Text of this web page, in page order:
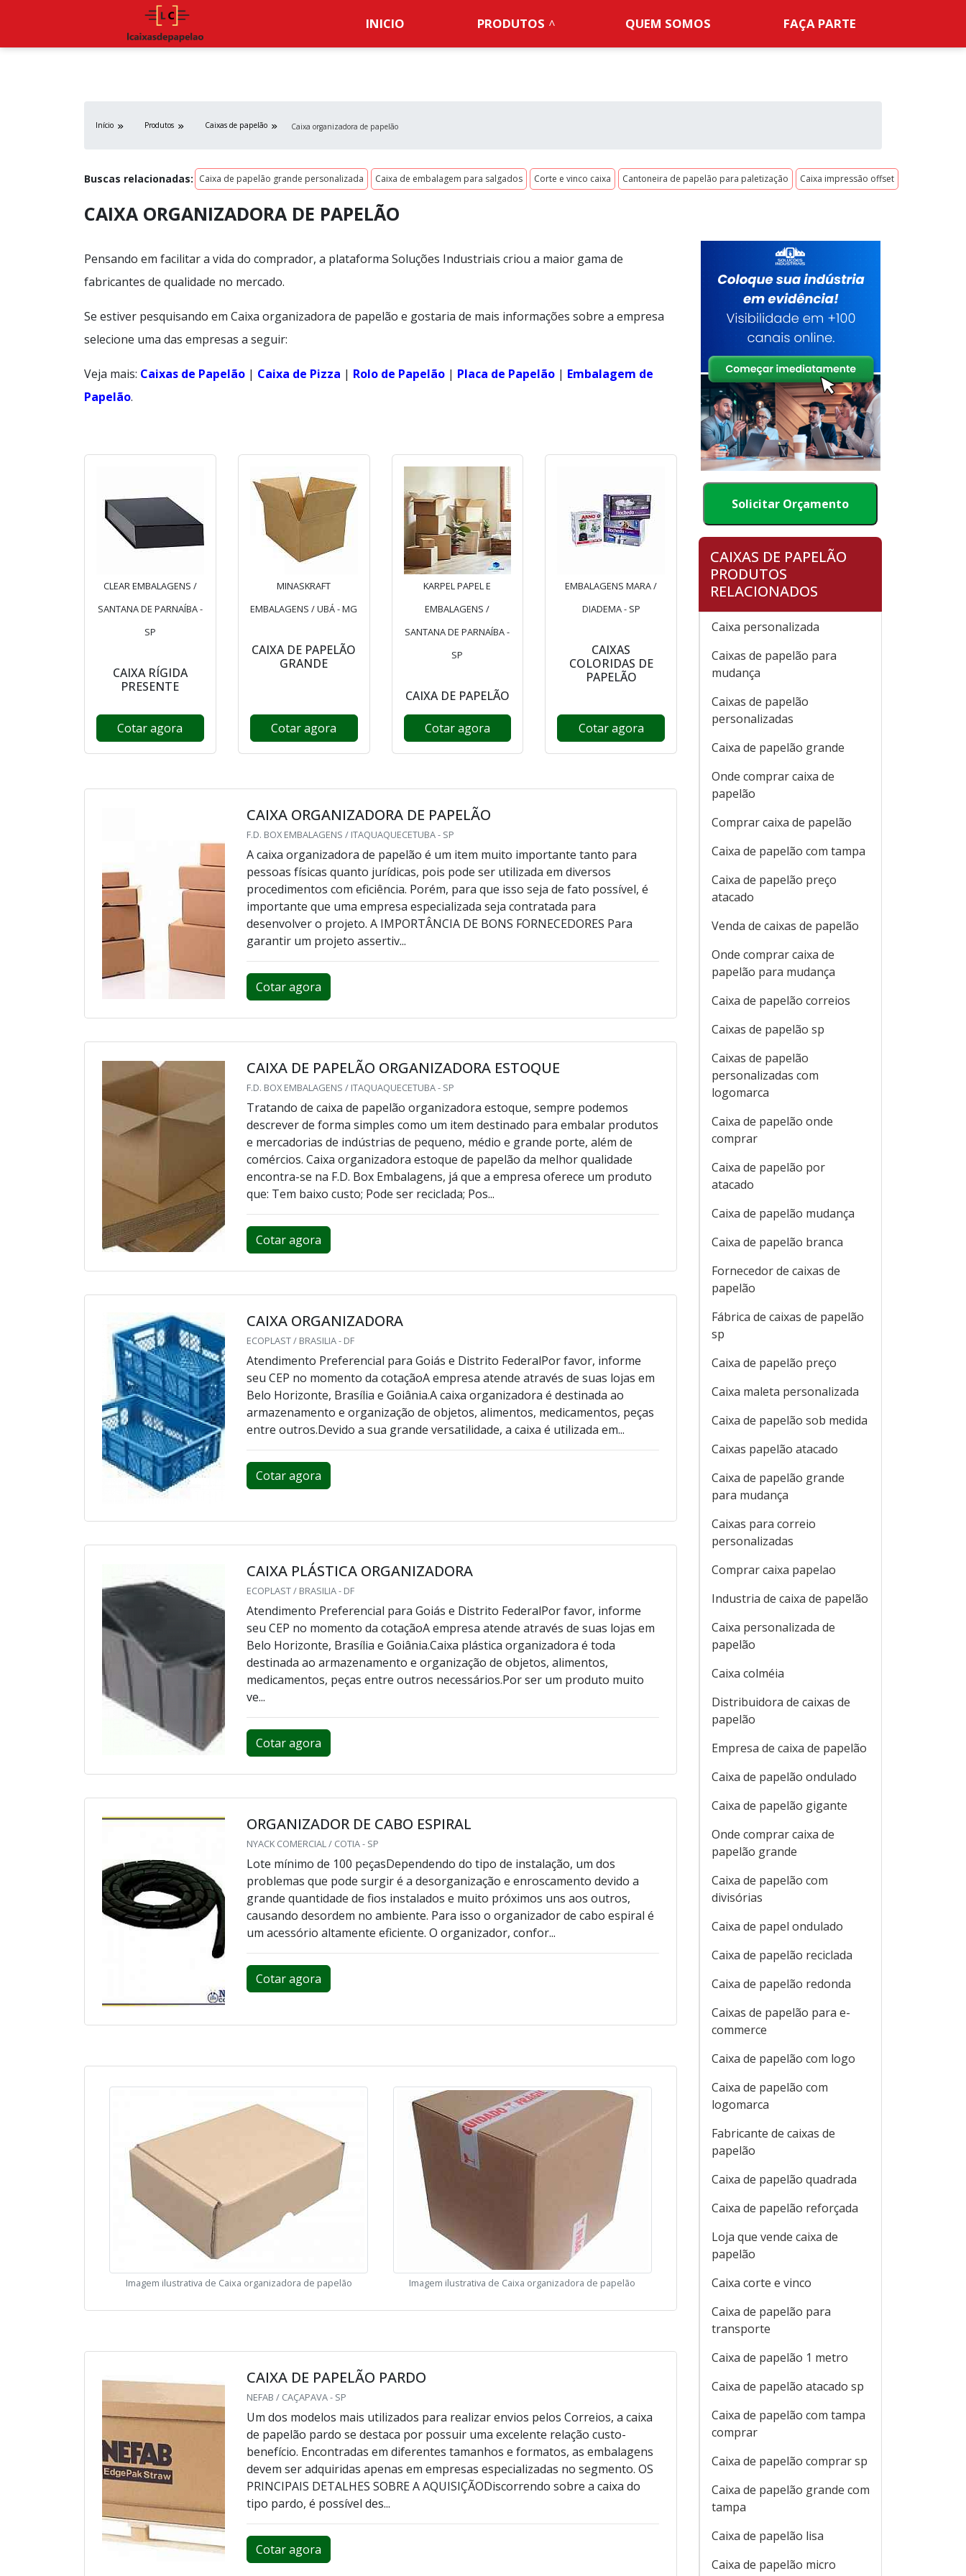
INICIO PRODUTOS QUEM SOMOS FAÇA PARTE
Início Produtos Caixas de papelão Caixa organizadora de papelão
Buscas relacionadas: Caixa de papelão grande personalizada Caixa de embalagem para salgados Corte e vinco caixa Cantoneira de papelão para paletização Caixa impressão offset
CAIXA ORGANIZADORA DE PAPELÃO
Pensando em facilitar a vida do comprador, a plataforma Soluções Industriais criou a maior gama de
fabricantes de qualidade no mercado.
Se estiver pesquisando em Caixa organizadora de papelão e gostaria de mais informações sobre a empresa
selecione uma das empresas a seguir:
Veja mais: Caixas de Papelão | Caixa de Pizza | Rolo de Papelão | Placa de Papelão | Embalagem de
Papelão.
CLEAR EMBALAGENS /
SANTANA DE PARNAÍBA -
SP
CAIXA RÍGIDA
PRESENTE
Cotar agora
MINASKRAFT
EMBALAGENS / UBÁ - MG
CAIXA DE PAPELÃO
GRANDE
Cotar agora
KARPEL PAPEL E
EMBALAGENS /
SANTANA DE PARNAÍBA -
SP
CAIXA DE PAPELÃO
Cotar agora
EMBALAGENS MARA /
DIADEMA - SP
CAIXAS
COLORIDAS DE
PAPELÃO
Cotar agora
CAIXA ORGANIZADORA DE PAPELÃO
F.D. BOX EMBALAGENS / ITAQUAQUECETUBA - SP
A caixa organizadora de papelão é um item muito importante tanto para
pessoas físicas quanto jurídicas, pois pode ser utilizada em diversos
procedimentos com eficiência. Porém, para que isso seja de fato possível, é
importante que uma empresa especializada seja contratada para
desenvolver o projeto. A IMPORTÂNCIA DE BONS FORNECEDORES Para
garantir um projeto assertiv...
Cotar agora
CAIXA DE PAPELÃO ORGANIZADORA ESTOQUE
F.D. BOX EMBALAGENS / ITAQUAQUECETUBA - SP
Tratando de caixa de papelão organizadora estoque, sempre podemos
descrever de forma simples como um item destinado para embalar produtos
e mercadorias de indústrias de pequeno, médio e grande porte, além de
comércios. Caixa organizadora estoque de papelão da melhor qualidade
encontra-se na F.D. Box Embalagens, já que a empresa oferece um produto
que: Tem baixo custo; Pode ser reciclada; Pos...
Cotar agora
CAIXA ORGANIZADORA
ECOPLAST / BRASILIA - DF
Atendimento Preferencial para Goiás e Distrito FederalPor favor, informe
seu CEP no momento da cotaçãoA empresa atende através de suas lojas em
Belo Horizonte, Brasília e Goiânia.A caixa organizadora é destinada ao
armazenamento e organização de objetos, alimentos, medicamentos, peças
entre outros.Devido a sua grande versatilidade, a caixa é utilizada em...
Cotar agora
CAIXA PLÁSTICA ORGANIZADORA
ECOPLAST / BRASILIA - DF
Atendimento Preferencial para Goiás e Distrito FederalPor favor, informe
seu CEP no momento da cotaçãoA empresa atende através de suas lojas em
Belo Horizonte, Brasília e Goiânia.Caixa plástica organizadora é toda
destinada ao armazenamento e organização de objetos, alimentos,
medicamentos, peças entre outros necessários.Por ser um produto muito
ve...
Cotar agora
ORGANIZADOR DE CABO ESPIRAL
NYACK COMERCIAL / COTIA - SP
Lote mínimo de 100 peçasDependendo do tipo de instalação, um dos
problemas que pode surgir é a desorganização e enroscamento devido a
grande quantidade de fios instalados e muito próximos uns aos outros,
causando desordem no ambiente. Para isso o organizador de cabo espiral é
um acessório altamente eficiente. O organizador, confor...
Cotar agora
Imagem ilustrativa de Caixa organizadora de papelão Imagem ilustrativa de Caixa organizadora de papelão
CAIXA DE PAPELÃO PARDO
NEFAB / CAÇAPAVA - SP
Um dos modelos mais utilizados para realizar envios pelos Correios, a caixa
de papelão pardo se destaca por possuir uma excelente relação custo-
benefício. Encontradas em diferentes tamanhos e formatos, as embalagens
devem ser adquiridas apenas em empresas especializadas no segmento. OS
PRINCIPAIS DETALHES SOBRE A AQUISIÇÃODiscorrendo sobre a caixa do
tipo pardo, é possível des...
Cotar agora
Solicitar Orçamento
CAIXAS DE PAPELÃO
PRODUTOS
RELACIONADOS
Caixa personalizada
Caixas de papelão para
mudança
Caixas de papelão
personalizadas
Caixa de papelão grande
Onde comprar caixa de
papelão
Comprar caixa de papelão
Caixa de papelão com tampa
Caixa de papelão preço
atacado
Venda de caixas de papelão
Onde comprar caixa de
papelão para mudança
Caixa de papelão correios
Caixas de papelão sp
Caixas de papelão
personalizadas com
logomarca
Caixa de papelão onde
comprar
Caixa de papelão por
atacado
Caixa de papelão mudança
Caixa de papelão branca
Fornecedor de caixas de
papelão
Fábrica de caixas de papelão
sp
Caixa de papelão preço
Caixa maleta personalizada
Caixa de papelão sob medida
Caixas papelão atacado
Caixa de papelão grande
para mudança
Caixas para correio
personalizadas
Comprar caixa papelao
Industria de caixa de papelão
Caixa personalizada de
papelão
Caixa colméia
Distribuidora de caixas de
papelão
Empresa de caixa de papelão
Caixa de papelão ondulado
Caixa de papelão gigante
Onde comprar caixa de
papelão grande
Caixa de papelão com
divisórias
Caixa de papel ondulado
Caixa de papelão reciclada
Caixa de papelão redonda
Caixas de papelão para e-
commerce
Caixa de papelão com logo
Caixa de papelão com
logomarca
Fabricante de caixas de
papelão
Caixa de papelão quadrada
Caixa de papelão reforçada
Loja que vende caixa de
papelão
Caixa corte e vinco
Caixa de papelão para
transporte
Caixa de papelão 1 metro
Caixa de papelão atacado sp
Caixa de papelão com tampa
comprar
Caixa de papelão comprar sp
Caixa de papelão grande com
tampa
Caixa de papelão lisa
Caixa de papelão micro